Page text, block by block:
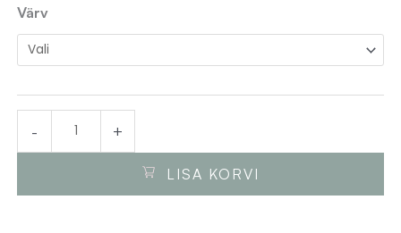
Värv
-
Valamukapp
valget
värvi
BORDER
80x55x46
soft
+
LISA KORVI